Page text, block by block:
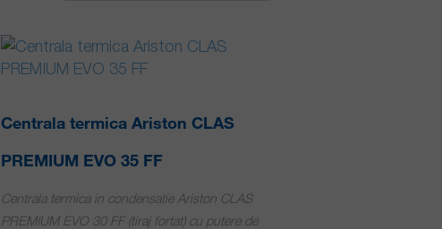
Centrala termica Ariston CLAS
PREMIUM EVO 35 FF
Centrala termica in condensatie Ariston CLAS
PREMIUM EVO 30 FF (tiraj fortat) cu putere de